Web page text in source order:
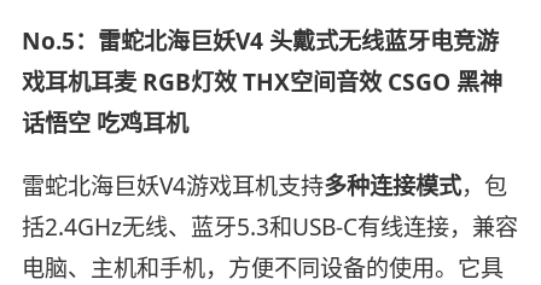
No.5：雷蛇北海巨妖V4 头戴式无线蓝牙电竞游
戏耳机耳麦 RGB灯效 THX空间音效 CSGO 黑神
话悟空 吃鸡耳机
雷蛇北海巨妖V4游戏耳机支持多种连接模式，包
括2.4GHz无线、蓝牙5.3和USB-C有线连接，兼容
电脑、主机和手机，方便不同设备的使用。它具